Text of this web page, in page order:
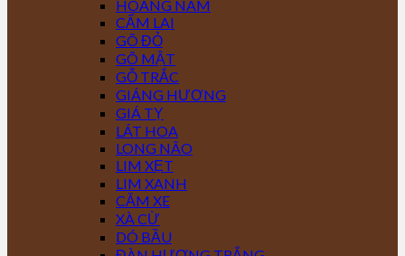
HOÀNG NAM
CẨM LAI
GÕ ĐỎ
GÕ MẬT
GỖ TRẮC
GIÁNG HƯƠNG
GIÁ TỴ
LÁT HOA
LONG NÃO
LIM XẸT
LIM XANH
CĂM XE
XÀ CỪ
DÓ BẦU